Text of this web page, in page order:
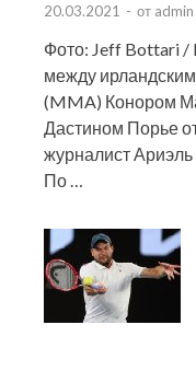
20.03.2021 - от admin
Фото: Jeff Bottari /
между
(MMA) Конором
Дастином Порье
журналист
По …